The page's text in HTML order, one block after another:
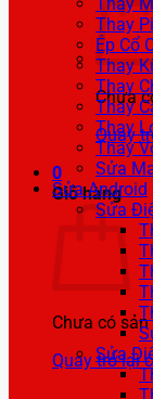
Chưa
Quay
0
Giỏ hàng
Chưa có
Quay trở lại
Thay
Ép Cổ
Thay
Thay
Thay
Thay
Thay
Sửa
Sửa Android
Sửa
Sửa